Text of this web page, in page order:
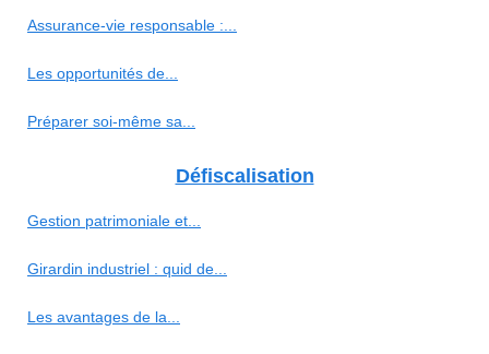
Assurance-vie responsable :...
Les opportunités de...
Préparer soi-même sa...
Défiscalisation
Gestion patrimoniale et...
Girardin industriel : quid de...
Les avantages de la...